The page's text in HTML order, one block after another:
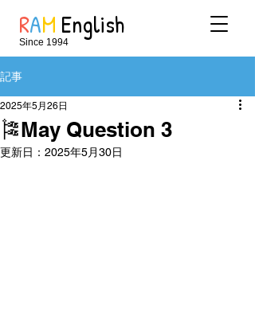
RAM English
Since 1994
記事
🎏May Question 3
2025年5月26日
更新日： 2025年5月30日